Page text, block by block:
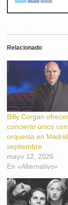
Relacionado
Billy Corgan
concierto único con
orquesta en
septiembre
mayo 12, 2026
En «Alternativo»